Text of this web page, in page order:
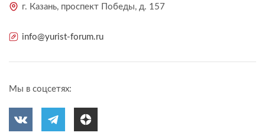
г. Казань, проспект Победы, д. 157
info@yurist-forum.ru
Мы в соцсетях: